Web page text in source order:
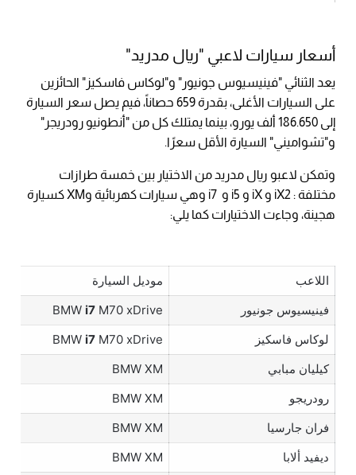
أسعار سيارات لاعبي "ريال مدريد"
يعد الثنائي "فينيسيوس جونيور" و"لوكاس فاسكيز" الحائزين
على السيارات الأغلى، بقدرة 659 حصاناً، فيم يصل سعر السيارة
إلى 186.650 ألف يورو، بينما يمتلك كل من "أنطونيو رودريجر"
و"تشواميني" السيارة الأقل سعرًا.
وتمكن لاعبو ريال مدريد من الاختيار بين خمسة طرازات
مختلفة : iX2 و iX و i5 و i7 وهي سيارات كهربائية وXM كسيارة
هجينة، وجاءت الاختيارات كما يلي:
اللاعب
موديل السيارة
فينيسيوس جونيور
BMW i7M70 xDrive
لوكاس فاسكيز
BMW i7M70 xDrive
كيليان مبابي
BMW XM
رودريجو
BMW XM
فران جارسيا
BMW XM
ديفيد ألابا
BMW XM